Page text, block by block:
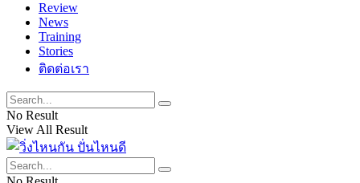
Review
News
Training
Stories
ติดต่อเรา
No Result
View All Result